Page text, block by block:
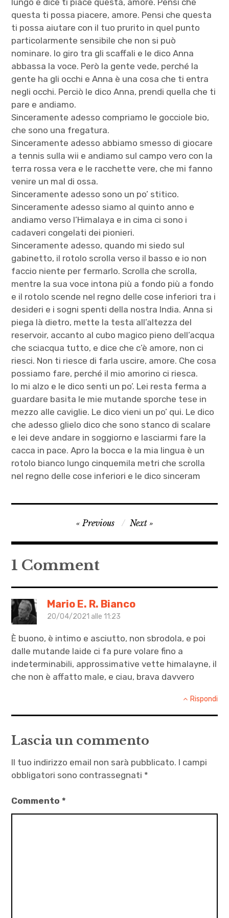
lungo e dice ti piace questa, amore. Pensi che
questa ti possa piacere, amore. Pensi che questa
ti possa aiutare con il tuo prurito in quel punto
particolarmente sensibile che non si può
nominare. Io giro tra gli scaffali e le dico Anna
abbassa la voce. Però la gente vede, perché la
gente ha gli occhi e Anna è una cosa che ti entra
negli occhi. Perciò le dico Anna, prendi quella che ti
pare e andiamo.
Sinceramente adesso compriamo le gocciole bio,
che sono una fregatura.
Sinceramente adesso abbiamo smesso di giocare
a tennis sulla wii e andiamo sul campo vero con la
terra rossa vera e le racchette vere, che mi fanno
venire un mal di ossa.
Sinceramente adesso sono un po’ stitico.
Sinceramente adesso siamo al quinto anno e
andiamo verso l’Himalaya e in cima ci sono i
cadaveri congelati dei pionieri.
Sinceramente adesso, quando mi siedo sul
gabinetto, il rotolo scrolla verso il basso e io non
faccio niente per fermarlo. Scrolla che scrolla,
mentre la sua voce intona più a fondo più a fondo
e il rotolo scende nel regno delle cose inferiori tra i
desideri e i sogni spenti della nostra India. Anna si
piega là dietro, mette la testa all’altezza del
reservoir, accanto al cubo magico pieno dell’acqua
che sciacqua tutto, e dice che c’è amore, non ci
riesci. Non ti riesce di farla uscire, amore. Che cosa
possiamo fare, perché il mio amorino ci riesca.
Io mi alzo e le dico senti un po’. Lei resta ferma a
guardare basita le mie mutande sporche tese in
mezzo alle caviglie. Le dico vieni un po’ qui. Le dico
che adesso glielo dico che sono stanco di scalare
e lei deve andare in soggiorno e lasciarmi fare la
cacca in pace. Apro la bocca e la mia lingua è un
rotolo bianco lungo cinquemila metri che scrolla
nel regno delle cose inferiori e le dico sinceram
,
Himalaya
,
letteratura
,
racconti
d'amore
Navigazione
articoli
Previous Next
1 Comment
Mario E. R. Bianco
20/04/2021 alle 11:23
È buono, è intimo e asciutto, non sbrodola, e poi
dalle mutande laide ci fa pure volare fino a
indeterminabili, approssimative vette himalayne, il
che non è affatto male, e ciau, brava davvero
Rispondi
Lascia un commento
Il tuo indirizzo email non sarà pubblicato. I campi
obbligatori sono contrassegnati *
Commento*